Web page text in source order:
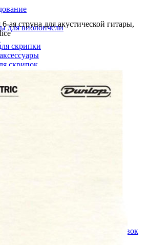
для виолончели
скрипки
скрипок
акустики
балалайки
акустических барабанных установок
ая струна для акустической гитары,